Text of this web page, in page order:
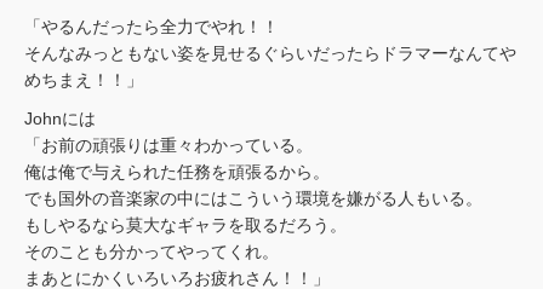
「やるんだったら全力でやれ！！
そんなみっともない姿を見せるぐらいだったらドラマーなんてや
めちまえ！！」
Johnには
「お前の頑張りは重々わかっている。
俺は俺で与えられた任務を頑張るから。
でも国外の音楽家の中にはこういう環境を嫌がる人もいる。
もしやるなら莫大なギャラを取るだろう。
そのことも分かってやってくれ。
まあとにかくいろいろお疲れさん！！」